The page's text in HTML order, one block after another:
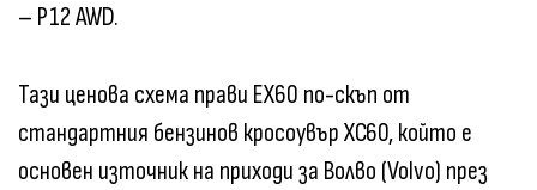
– P12 AWD.
Тази ценова схема прави EX60 по-скъп от
стандартния бензинов кросоувър XC60, който е
основен източник на приходи за Волво (Volvo) през